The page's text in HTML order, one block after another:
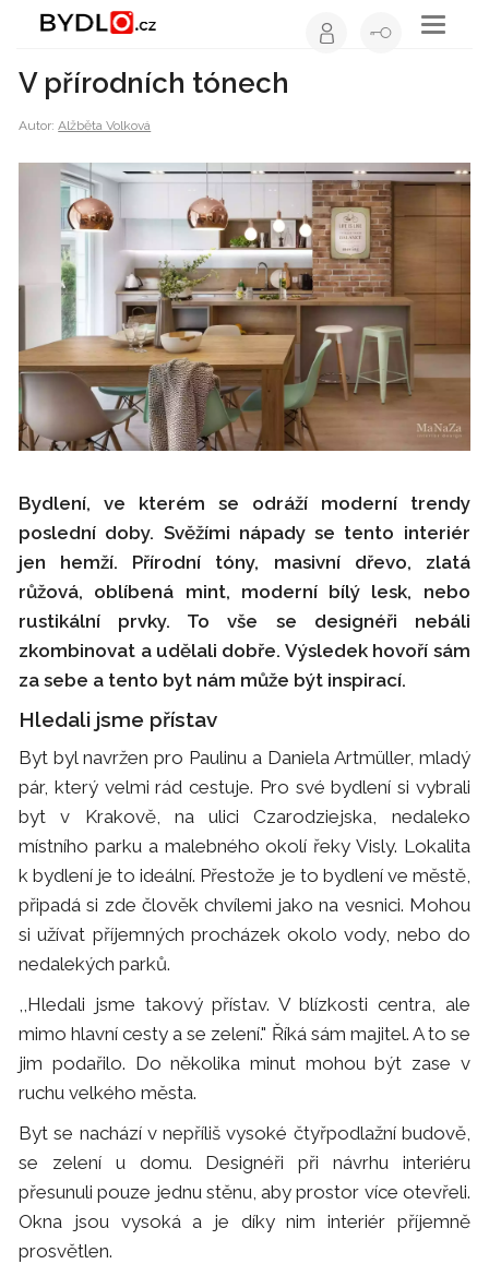
Toggle
V přírodních tónech
Autor:Alžběta Volková
Bydlení, ve kterém se odráží moderní trendy
poslední doby. Svěžími nápady se tento interiér
jen hemží. Přírodní tóny, masivní dřevo, zlatá
růžová, oblíbená mint, moderní bílý lesk, nebo
rustikální prvky. To vše se designéři nebáli
zkombinovat a udělali dobře. Výsledek hovoří sám
za sebe a tento byt nám může být inspirací.
Hledali jsme přístav
Byt byl navržen pro Paulinu a Daniela Artmüller, mladý
pár, který velmi rád cestuje. Pro své bydlení si vybrali
byt v Krakově, na ulici Czarodziejska, nedaleko
místního parku a malebného okolí řeky Visly. Lokalita
k bydlení je to ideální. Přestože je to bydlení ve městě,
připadá si zde člověk chvílemi jako na vesnici. Mohou
si užívat příjemných procházek okolo vody, nebo do
nedalekých parků.
,,Hledali jsme takový přístav. V blízkosti centra, ale
mimo hlavní cesty a se zelení." Říká sám majitel. A to se
jim podařilo. Do několika minut mohou být zase v
ruchu velkého města.
Byt se nachází v nepříliš vysoké čtyřpodlažní budově,
se zelení u domu. Designéři při návrhu interiéru
přesunuli pouze jednu stěnu, aby prostor více otevřeli.
Okna jsou vysoká a je díky nim interiér příjemně
prosvětlen.